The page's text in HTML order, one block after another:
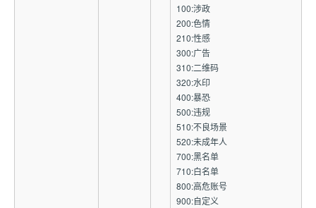
100:涉政
200:色情
210:性感
300:广告
310:二维码
320:水印
400:暴恐
500:违规
510:不良场景
520:未成年人
700:黑名单
710:白名单
800:高危账号
900:自定义